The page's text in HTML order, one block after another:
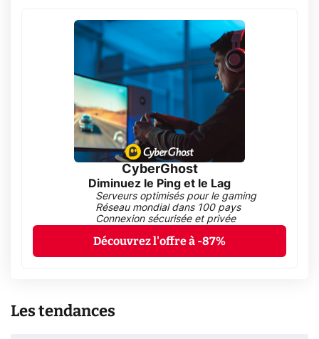
CyberGhost
Diminuez le Ping et le Lag
Serveurs optimisés pour le gaming
Réseau mondial dans 100 pays
Connexion sécurisée et privée
Découvrez l'offre à -87%
Les tendances